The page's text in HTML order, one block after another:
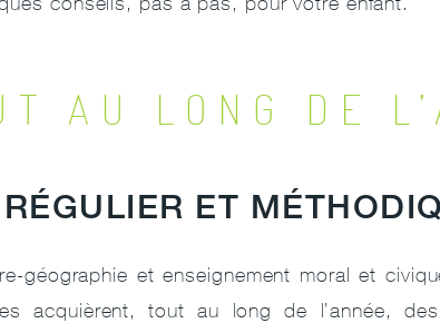
AU LONG DE
ET
géographie et enseignement moral et
acquièrent, tout au long de l’année,